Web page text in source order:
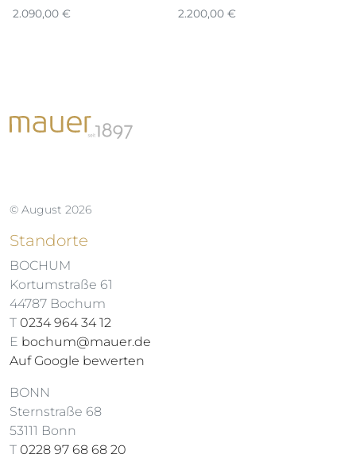
2.090,00 € 2.200,00 €
© August 2026
Standorte
BOCHUM
Kortumstraße 61
44787 Bochum
T 0234 964 34 12
E bochum@mauer.de
Auf Google bewerten
BONN
Sternstraße 68
53111 Bonn
T 0228 97 68 68 20